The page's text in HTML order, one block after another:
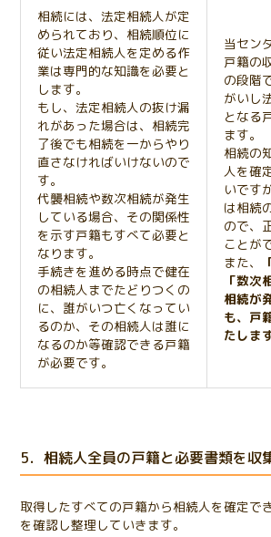
相続には、法定相続人が定
められており、相続順位に
従い法定相続人を定める作
業は専門的な知識を必要と
します。
もし、法定相続人の抜け漏
れがあった場合は、相続完
了後でも相続を一からやり
直さなければいけないので
す。
代襲相続や数次相続が発生
している場合、その関係性
を示す戸籍もすべて必要と
なります。
手続きを進める時点で健在
の相続人までたどりつくの
に、誰がいつ亡くなってい
るのか、その相続人は誰に
なるのか等確認できる戸籍
が必要です。
当セン
戸籍の
の段階
がいし
となる
ます。
相続の
人を確
いです
は相続
ので、
ことが
また、
「数次
相続が
も、戸
たしま
5．相続人全員の戸籍と必要書類を収
取得したすべての戸籍から相続人を確定で
を確認し整理していきます。